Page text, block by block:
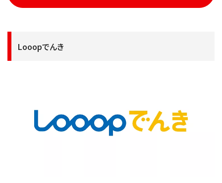
Looopでんき